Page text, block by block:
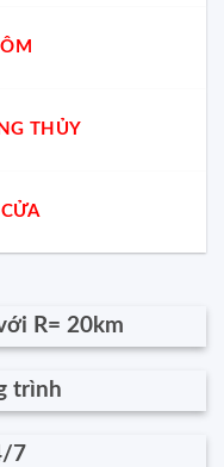
THỦY
R= 20km
trình
7